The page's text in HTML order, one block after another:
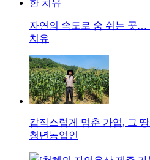
자연의 속도로 숨 쉬는 곳…
치유
갑작스럽게 멈춘 가업, 그
청년농업인